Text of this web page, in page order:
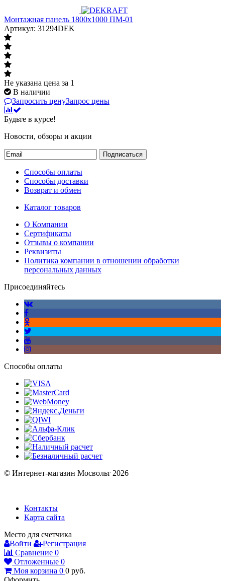
Монтажная панель 1800x1000 ПМ-01
Артикул: 31294DEK
Не указана цена за 1
В наличии
Запросить ценуЗапрос цены
Будьте в курсе!
Новости, обзоры и акции
Подписаться
Способы оплаты
Способы доставки
Возврат и обмен
Каталог товаров
О Компании
Сертификаты
Отзывы о компании
Реквизиты
Политика компании в отношении обработки
персональных данных
Присоединяйтесь
Способы оплаты
© Интернет-магазин Мосвольт 2026
Контакты
Карта сайта
Место для счетчика
Войти
Регистрация
Сравнение 0
Отложенные 0
Моя корзина 0 0 руб.